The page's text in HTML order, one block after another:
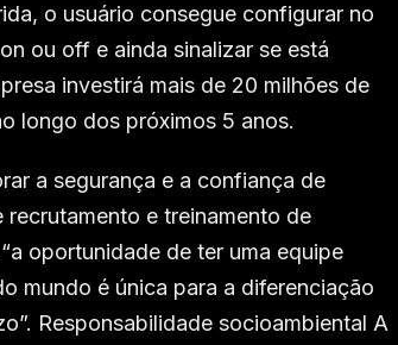
o usuário consegue configurar no
ou off e ainda sinalizar se está
investirá mais de 20 milhões de
longo dos próximos 5 anos.
a segurança e a confiança de
e treinamento de
oportunidade de ter uma equipe
mundo é única para a diferenciação
Responsabilidade socioambiental A